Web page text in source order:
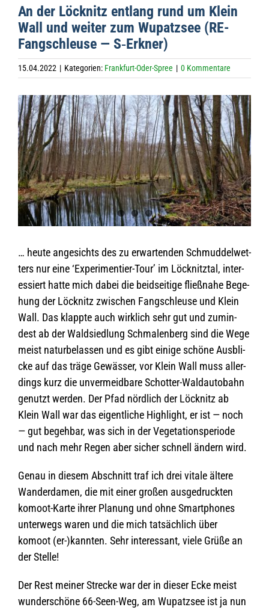
An der Löck­nitz ent­lang rund um Klein
Wall und wei­ter zum Wupatz­see (RE-
Fang­schleuse — S‑Erkner)
15.04.2022 | Kategorien: Frankfurt-Oder-Spree | 0 Kommentare
Zeige
grösseres
Bild
… heute ange­sichts des zu erwar­ten­den Schmud­del­wet­
ters nur eine ‘Expe­ri­men­tier-Tour’ im Löck­nitz­tal, inter­
es­siert hatte mich dabei die beid­sei­tige fließ­nahe Bege­
hung der Löck­nitz zwi­schen Fang­schleuse und Klein
Wall. Das klappte auch wirk­lich sehr gut und zumin­
dest ab der Wald­sied­lung Schma­len­berg sind die Wege
meist natur­be­las­sen und es gibt einige schöne Aus­bli­
cke auf das träge Gewäs­ser, vor Klein Wall muss aller­
dings kurz die unver­meid­bare Schot­ter-Wald­au­to­bahn
genutzt wer­den. Der Pfad nörd­lich der Löck­nitz ab
Klein Wall war das eigent­li­che High­light, er ist — noch
— gut begeh­bar, was sich in der Vege­ta­ti­ons­pe­ri­ode
und nach mehr Regen aber sicher schnell ändern wird.
Genau in die­sem Abschnitt traf ich drei vitale ältere
Wan­der­da­men, die mit einer gro­ßen aus­ge­druck­ten
komoot-Karte ihrer Pla­nung und ohne Smart­phones
unter­wegs waren und die mich tat­säch­lich über
komoot (er-)kannten. Sehr inter­es­sant, viele Grüße an
der Stelle!
Der Rest mei­ner Stre­cke war der in die­ser Ecke meist
wun­der­schöne 66-Seen-Weg, am Wupatz­see ist ja nun